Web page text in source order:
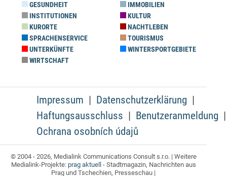
GESUNDHEIT
IMMOBILIEN
INSTITUTIONEN
KULTUR
KURORTE
NACHTLEBEN
SPRACHENSERVICE
TOURISMUS
UNTERKÜNFTE
WINTERSPORTGEBIETE
WIRTSCHAFT
Impressum
Datenschutzerklärung
Haftungsausschluss
Benutzeranmeldung
Ochrana osobních údajů
© 2004 - 2026, Medialink Communications Consult s.r.o. | Weitere
Medialink-Projekte: prag aktuell - Stadtmagazin, Nachrichten aus
Prag und Tschechien, Presseschau |